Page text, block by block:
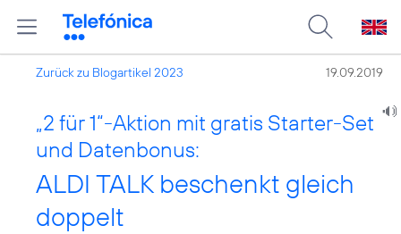
Zurück zu Blogartikel 2023 19.09.2019
„2 für 1“-Aktion mit gratis Starter-Set
und Datenbonus:
ALDI TALK beschenkt gleich
doppelt